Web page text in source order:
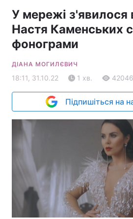
У мережі з'явилося
Настя Каменських
фонограми
ДІАНА МОГИЛЄВИЧ
18:11, 31.10.22 1 хв. 42046
Підпишіться на